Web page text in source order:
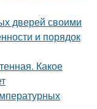
дверей своими
и порядок
Какое